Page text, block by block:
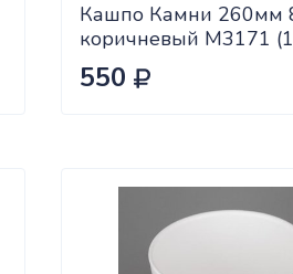
Кашпо Камни 260мм
коричневый М3171
550